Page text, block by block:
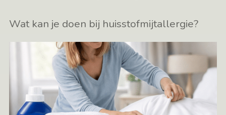
Wat kan je doen bij huisstofmijtallergie?